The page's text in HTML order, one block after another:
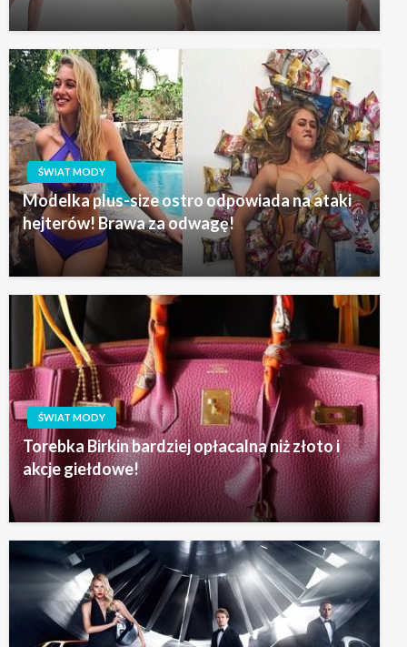
ŚWIAT MODY
Modelka plus-size ostro odpowiada na ataki
hejterów! Brawa za odwagę!
ŚWIAT MODY
Torebka Birkin bardziej opłacalna niż złoto i
akcje giełdowe!